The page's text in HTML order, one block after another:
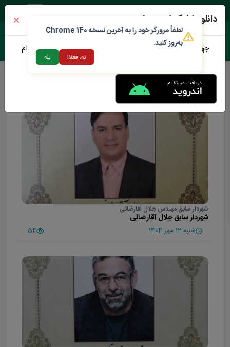
شهرداران سابق
شهردار سابق مهندس جلال آقارضائی
شهردار سابق جلال آقارضائی
شنبه 12 مهر 1404 54
دانلود اپلیکیشن محلات من
جهت دانلود نرم افزار محلات من می توانید از طریق لینک زیر اقدام
لطفاً مرورگر خود را به آخرین نسخه Chrome 140
به‌روز کنید.
نه، فعلا! بله